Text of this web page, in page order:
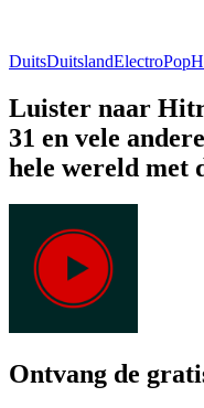
DuitsDuitslandElectroPop
Luister naar
31 en vele
hele wereld met
Ontvang de